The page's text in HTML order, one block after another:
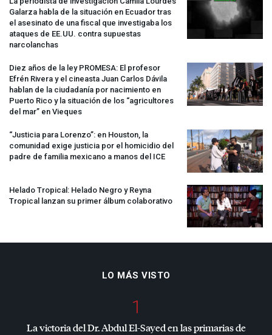
Galarza habla de la situación en Ecuador tras
el asesinato de una fiscal que investigaba los
ataques de EE.UU. contra supuestas
narcolanchas
Diez años de la ley PROMESA: El profesor
Efrén Rivera y el cineasta Juan Carlos Dávila
hablan de la ciudadanía por nacimiento en
Puerto Rico y la situación de los “agricultores
del mar” en Vieques
“Justicia para Lorenzo”: en Houston, la
comunidad exige justicia por el homicidio del
padre de familia mexicano a manos del ICE
Helado Tropical: Helado Negro y Reyna
Tropical lanzan su primer álbum colaborativo
LO MÁS VISTO
1
La victoria del Dr. Abdul El-Sayed en las primarias de